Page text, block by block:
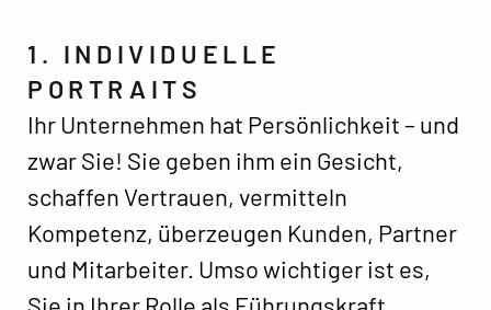
1. INDIVIDUELLE
PORTRAITS
Ihr Unternehmen hat Persönlichkeit – und
zwar Sie! Sie geben ihm ein Gesicht,
schaffen Vertrauen, vermitteln
Kompetenz, überzeugen Kunden, Partner
und Mitarbeiter. Umso wichtiger ist es,
Sie in Ihrer Rolle als Führungskraft